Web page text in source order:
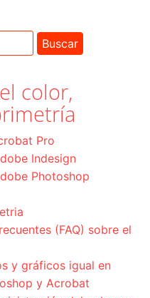
color,
Pro
Indesign
Photoshop
(FAQ) sobre el
y gráficos igual en
y Acrobat